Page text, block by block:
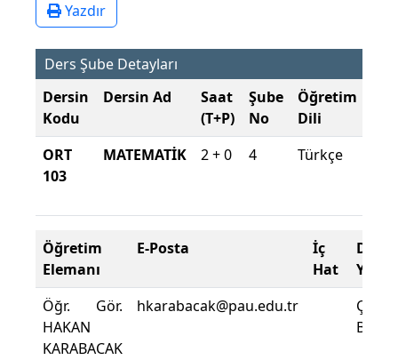
Yazdır
Ders Şube Detayları
Dersin
Kodu
Dersin Ad
Saat
(T+P)
Şube
No
Öğretim
Dili
ORT
103
MATEMATİK 2 + 0 4 Türkçe
Öğretim
Elemanı
E-Posta
İç
Hat
Ders
Yeri
Öğr. Gör.
HAKAN
KARABACAK
hkarabacak@pau.edu.tr
B0005